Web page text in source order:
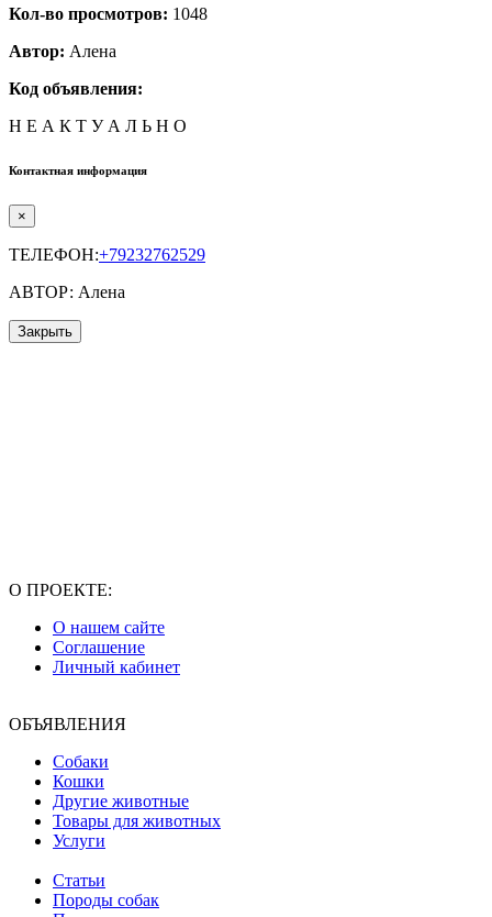
Кол-во просмотров: 1048
Автор: Алена
Код объявления:
Н Е А К Т У А Л Ь Н О
Контактная информация
×
ТЕЛЕФОН:+79232762529
АВТОР: Алена
Закрыть
О ПРОЕКТЕ:
О нашем сайте
Соглашение
Личный кабинет
ОБЪЯВЛЕНИЯ
Собаки
Кошки
Другие животные
Товары для животных
Услуги
Статьи
Породы собак